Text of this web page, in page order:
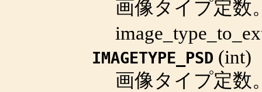
画像タイプ定数
IMAGETYPE_PSD (int)
画像タイプ定数